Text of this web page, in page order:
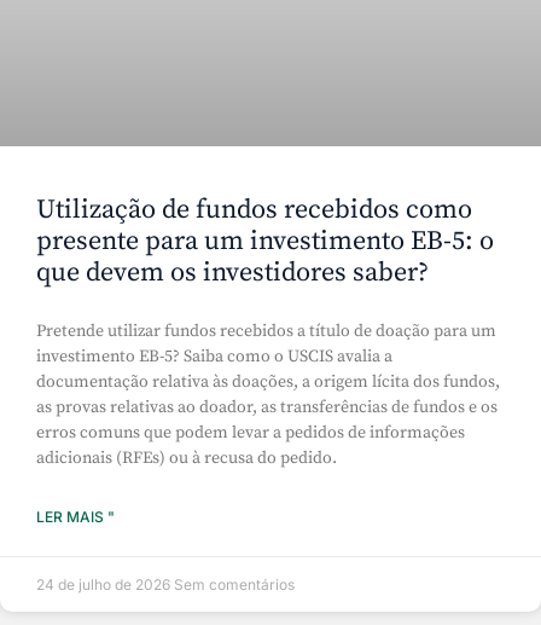
Utilização de fundos recebidos como
presente para um investimento EB-5: o
que devem os investidores saber?
Pretende utilizar fundos recebidos a título de doação para um
investimento EB-5? Saiba como o USCIS avalia a
documentação relativa às doações, a origem lícita dos fundos,
as provas relativas ao doador, as transferências de fundos e os
erros comuns que podem levar a pedidos de informações
adicionais (RFEs) ou à recusa do pedido.
LER MAIS "
24 de julho de 2026 Sem comentários